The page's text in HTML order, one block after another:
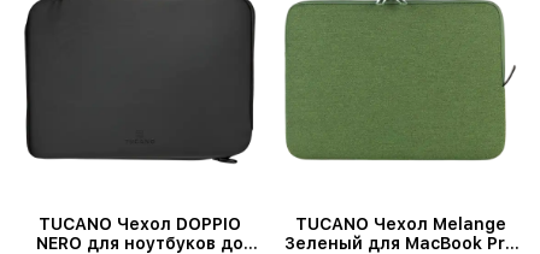
TUCANO Чехол DOPPIO
NERO для ноутбуков до
TUCANO Чехол Melange
Зеленый для MacBook Pro